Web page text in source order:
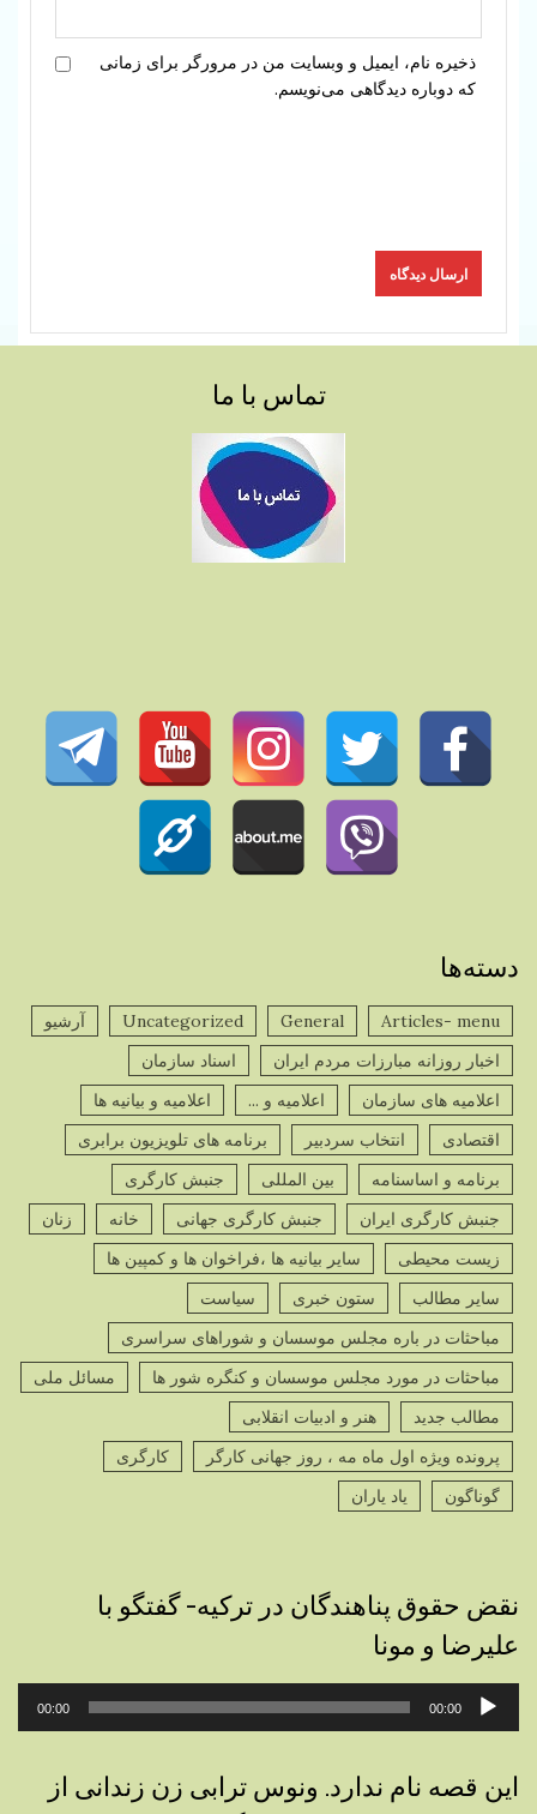
ذخیره نام، ایمیل و وبسایت من در مرورگر برای زمانی
که دوباره دیدگاهی می‌نویسم.
تماس با ما
دسته‌ها
Articles- menu
General
Uncategorized
آرشیو
اخبار روزانه مبارزات مردم ایران
اسناد سازمان
اعلامیه های سازمان
اعلامیه و ...
اعلامیه و بیانیه ها
اقتصادی
انتخاب سردبیر
برنامه های تلویزیون برابری
برنامه و اساسنامه
بین المللی
جنبش کارگری
جنبش کارگری ایران
جنبش کارگری جهانی خانه
زنان
زیست محیطی
سایر بیانیه ها ،فراخوان ها و کمپین ها
سایر مطالب
ستون خبری
سیاست
مباحثات در باره مجلس موسسان و شوراهای سراسری
مباحثات در مورد مجلس موسسان و کنگره شور ها
مسائل ملی
مطالب جدید
هنر و ادبیات انقلابی
پرونده ویژه اول ماه مه ، روز جهانی کارگر
کارگری
گوناگون
یاد یاران
نقض حقوق پناهندگان در ترکیه- گفتگو با
علیرضا و مونا
پخش‌کننده
صوت
00:00
00:00
این قصه نام ندارد. ونوس ترابی زن زندانی از